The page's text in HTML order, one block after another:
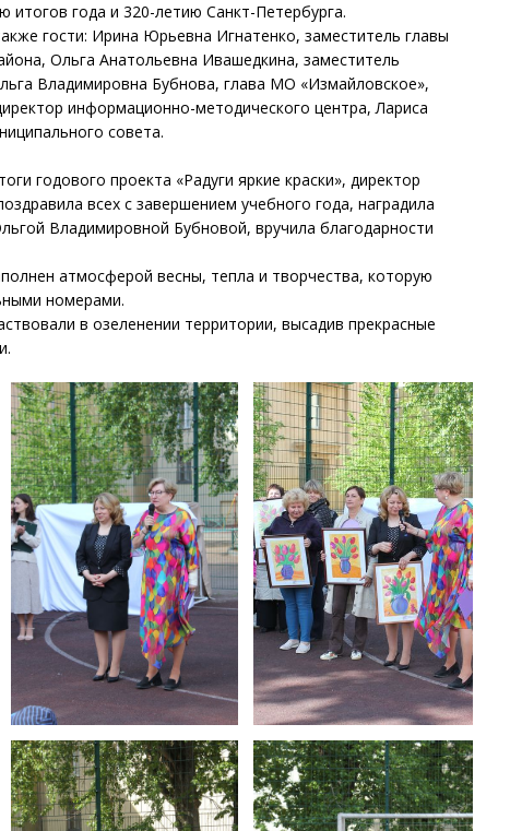
года и 320-летию Санкт-Петербурга.
гости: Ирина Юрьевна Игнатенко, заместитель главы
Ольга Анатольевна Ивашедкина, заместитель
Владимировна Бубнова, глава МО «Измайловское»,
информационно-методического центра, Лариса
совета.
годового проекта «Радуги яркие краски», директор
всех с завершением учебного года, наградила
Владимировной Бубновой, вручила благодарности
атмосферой весны, тепла и творчества, которую
номерами.
в озеленении территории, высадив прекрасные